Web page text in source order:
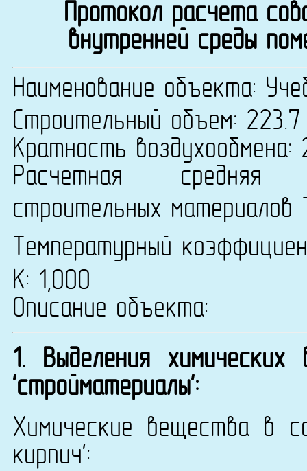
Протокол расчета
внутренней среды
Наименование объекта:
Строительный объем:
Кратность
Расчетная средняя
строительных материалов
Температурный
К: 1,000
Описание объекта:
1. Выделения
'стройматериалы':
Химические вещества в
кирпич':